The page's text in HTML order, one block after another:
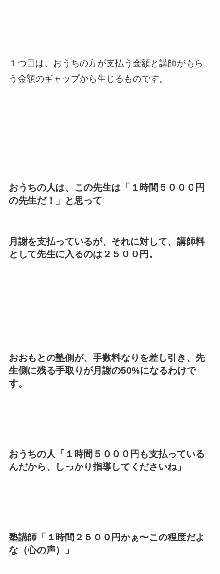
１つ目は、おうちの方が支払う金額と講師がもら
う金額のギャップから生じるものです。
おうちの人は、この先生は「１時間５０００円
の先生だ！」と思って
月謝を支払っているが、それに対して、講師料
として先生に入るのは２５００円。
おおもとの塾側が、手数料なりを差し引き、先
生側に残る手取りが月謝の50%になるわけで
す。
おうちの人「１時間５０００円も支払っている
んだから、しっかり指導してくださいね」
塾講師「１時間２５００ 円かぁ〜この程度だよ
な（心の声）」